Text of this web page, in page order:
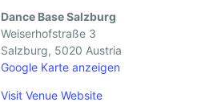
Dance Base Salzburg
Weiserhofstraße 3
Salzburg, 5020 Austria
Google Karte anzeigen
Visit Venue Website